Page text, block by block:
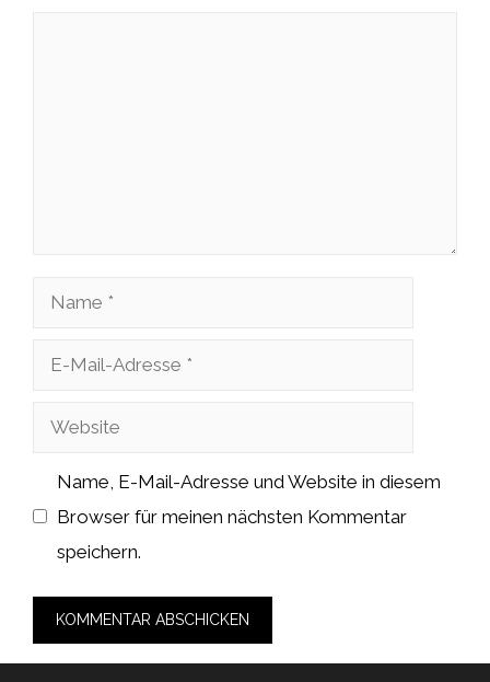
Name
Adresse
Website
Name, E-Mail-Adresse und Website in diesem
Browser für meinen nächsten Kommentar
speichern.